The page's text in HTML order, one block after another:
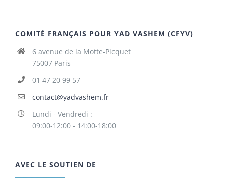
COMITÉ FRANÇAIS POUR YAD VASHEM (CFYV)
6 avenue de la Motte-Picquet
75007 Paris
01 47 20 99 57
contact@yadvashem.fr
Lundi - Vendredi :
09:00-12:00 - 14:00-18:00
AVEC LE SOUTIEN DE